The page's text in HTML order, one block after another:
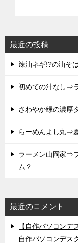
最近の投稿
辣油ネギ!?の油そ
初めての汁なし⇒
さわやか緑の濃厚
らーめんよし丸⇒
ラーメン山岡家⇒
ム？
最近のコメント
【自作パソコンデ
自作パソコンデス